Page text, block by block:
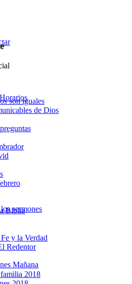
Horarios
sermones
Mañana
son iguales
de Dios
Biblia
y la Verdad
Redentor
2018